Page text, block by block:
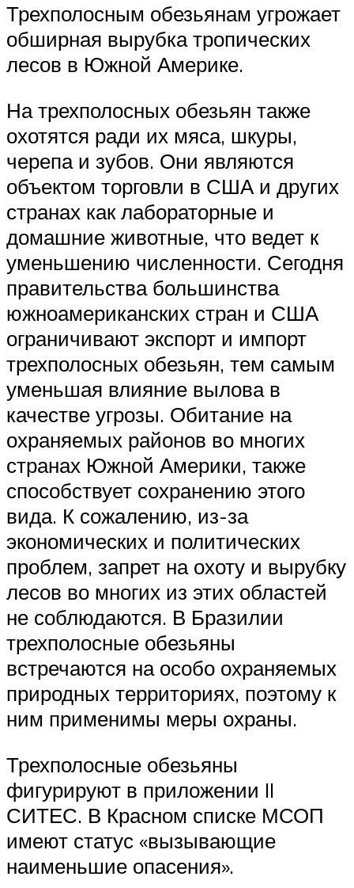
Трехполосным обезьянам угрожает
обширная вырубка тропических
лесов в Южной Америке.
На трехполосных обезьян также
охотятся ради их мяса, шкуры,
черепа и зубов. Они являются
объектом торговли в США и других
странах как лабораторные и
домашние животные, что ведет к
уменьшению численности. Сегодня
правительства большинства
южноамериканских стран и США
ограничивают экспорт и импорт
трехполосных обезьян, тем самым
уменьшая влияние вылова в
качестве угрозы. Обитание на
охраняемых районов во многих
странах Южной Америки, также
способствует сохранению этого
вида. К сожалению, из-за
экономических и политических
проблем, запрет на охоту и вырубку
лесов во многих из этих областей
не соблюдаются. В Бразилии
трехполосные обезьяны
встречаются на особо охраняемых
природных территориях, поэтому к
ним применимы меры охраны.
Трехполосные обезьяны
фигурируют в приложении II
СИТЕС. В Красном списке МСОП
имеют статус «вызывающие
наименьшие опасения».